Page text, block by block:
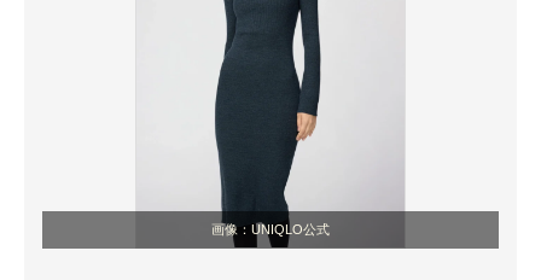
画像：UNIQLO公式